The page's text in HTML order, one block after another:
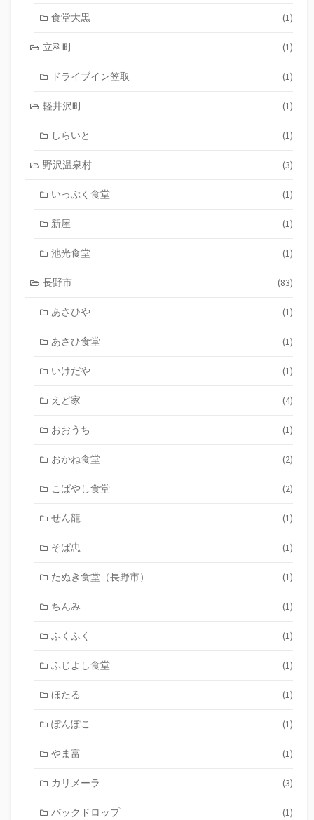
食堂大黒 (1)
立科町 (1)
ドライブイン笠取 (1)
軽井沢町 (1)
しらいと (1)
野沢温泉村 (3)
いっぷく食堂 (1)
新屋 (1)
池光食堂 (1)
長野市 (83)
あさひや (1)
あさひ食堂 (1)
いけだや (1)
えど家 (4)
おおうち (1)
おかね食堂 (2)
こばやし食堂 (2)
せん龍 (1)
そば忠 (1)
たぬき食堂（長野市） (1)
ちんみ (1)
ふくふく (1)
ふじよし食堂 (1)
ほたる (1)
ぽんぽこ (1)
やま富 (1)
カリメーラ (3)
バックドロップ (1)